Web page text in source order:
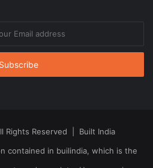
Rights Reserved | Built India
contained in builindia, which is the